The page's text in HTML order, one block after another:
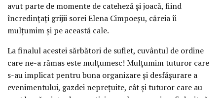
avut parte de momente de cateheză și joacă, fiind
încredințați grijii sorei Elena Cimpoeșu, căreia îi
mulțumim și pe această cale.
La finalul acestei sărbători de suflet, cuvântul de ordine
care ne-a rămas este mulțumesc! Mulțumim tuturor care
s-au implicat pentru buna organizare și desfășurare a
evenimentului, gazdei neprețuite, cât și tuturor care au